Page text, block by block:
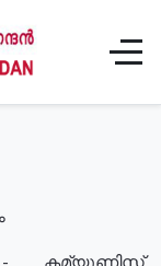
- കമ്യൂണിസ്റ്റ്